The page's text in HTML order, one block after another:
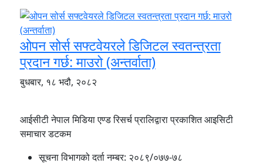
ओपन सोर्स सफ्टवेयरले डिजिटल स्वतन्त्रता
प्रदान गर्छ: माउरो (अन्तर्वाता)
बुधबार, १८ भदौ, २०८२
आईसीटी नेपाल मिडिया एण्ड रिसर्च प्रालिद्वारा प्रकाशित आइसिटी
समाचार डटकम
सूचना विभागको दर्ता नम्बर: २०८९/०७७-७८